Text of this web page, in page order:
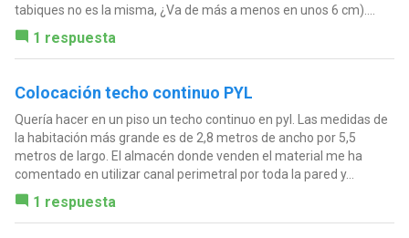
tabiques no es la misma, ¿Va de más a menos en unos 6 cm)....
1 respuesta
Colocación techo continuo PYL
Quería hacer en un piso un techo continuo en pyl. Las medidas de
la habitación más grande es de 2,8 metros de ancho por 5,5
metros de largo. El almacén donde venden el material me ha
comentado en utilizar canal perimetral por toda la pared y...
1 respuesta